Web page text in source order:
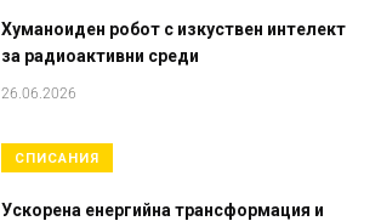
Хуманоиден робот с изкуствен интелект
за радиоактивни среди
26.06.2026
СПИСАНИЯ
Ускорена енергийна трансформация и